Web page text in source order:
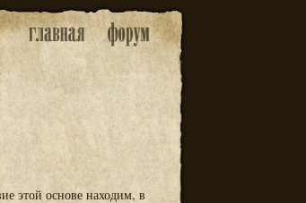
этой основе находим, в